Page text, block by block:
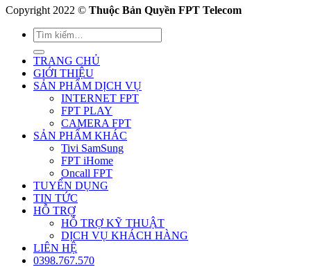
Copyright 2022 © Thuộc Bản Quyền FPT Telecom
TRANG CHỦ
GIỚI THIỆU
SẢN PHẨM DỊCH VỤ
INTERNET FPT
FPT PLAY
CAMERA FPT
SẢN PHẨM KHÁC
Tivi SamSung
FPT iHome
Oncall FPT
TUYỂN DỤNG
TIN TỨC
HỖ TRỢ
HỖ TRỢ KỸ THUẬT
DỊCH VỤ KHÁCH HÀNG
LIÊN HỆ
0398.767.570